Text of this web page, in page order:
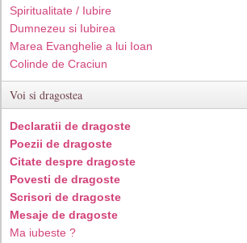
Spiritualitate / Iubire
Dumnezeu si Iubirea
Marea Evanghelie a lui Ioan
Colinde de Craciun
Voi si dragostea
Declaratii de dragoste
Poezii de dragoste
Citate despre dragoste
Povesti de dragoste
Scrisori de dragoste
Mesaje de dragoste
Ma iubeste ?